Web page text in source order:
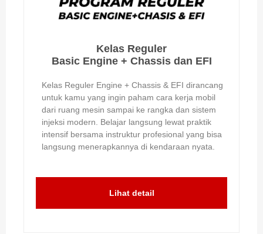
Kelas Reguler
Basic Engine + Chassis dan EFI
Kelas Reguler Engine + Chassis & EFI dirancang
untuk kamu yang ingin paham cara kerja mobil
dari ruang mesin sampai ke rangka dan sistem
injeksi modern. Belajar langsung lewat praktik
intensif bersama instruktur profesional yang bisa
langsung menerapkannya di kendaraan nyata.
Lihat detail